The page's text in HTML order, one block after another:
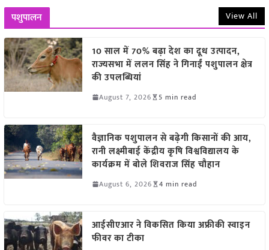
पशुपालन View All
10 साल में 70% बढ़ा देश का दूध उत्पादन,
राज्यसभा में ललन सिंह ने गिनाईं पशुपालन क्षेत्र
की उपलब्धियां
August 7, 2026 5 min read
वैज्ञानिक पशुपालन से बढ़ेगी किसानों की आय,
रानी लक्ष्मीबाई केंद्रीय कृषि विश्वविद्यालय के
कार्यक्रम में बोले शिवराज सिंह चौहान
August 6, 2026 4 min read
आईसीएआर ने विकसित किया अफ्रीकी स्वाइन
फीवर का टीका